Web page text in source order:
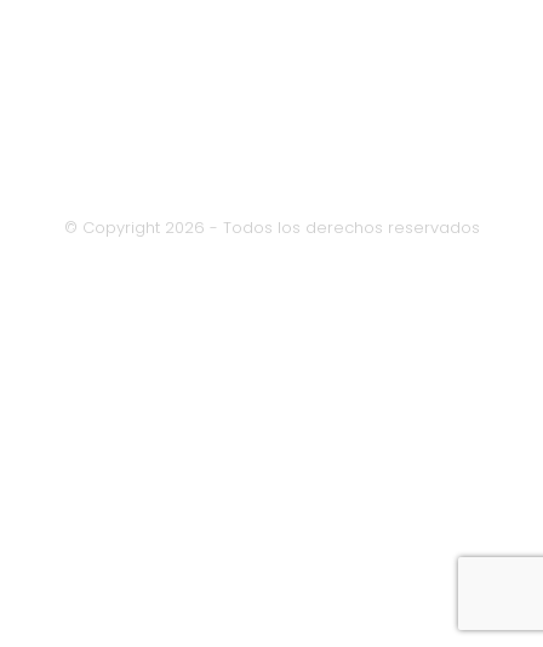
© Copyright 2026 - Todos los derechos reservados